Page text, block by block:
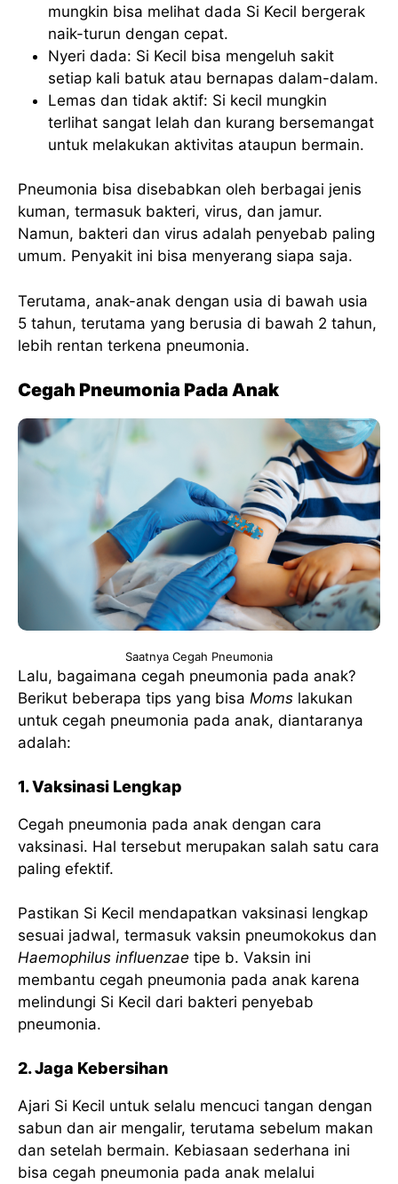
mungkin bisa melihat dada Si Kecil bergerak
naik-turun dengan cepat.
Nyeri dada: Si Kecil bisa mengeluh sakit
setiap kali batuk atau bernapas dalam-dalam.
Lemas dan tidak aktif: Si kecil mungkin
terlihat sangat lelah dan kurang bersemangat
untuk melakukan aktivitas ataupun bermain.
Pneumonia bisa disebabkan oleh berbagai jenis
kuman, termasuk bakteri, virus, dan jamur.
Namun, bakteri dan virus adalah penyebab paling
umum. Penyakit ini bisa menyerang siapa saja.
Terutama, anak-anak dengan usia di bawah usia
5 tahun, terutama yang berusia di bawah 2 tahun,
lebih rentan terkena pneumonia.
Cegah Pneumonia Pada Anak
Saatnya Cegah Pneumonia
Lalu, bagaimana cegah pneumonia pada anak?
Berikut beberapa tips yang bisa Moms lakukan
untuk cegah pneumonia pada anak, diantaranya
adalah:
1. Vaksinasi Lengkap
Cegah pneumonia pada anak dengan cara
vaksinasi. Hal tersebut merupakan salah satu cara
paling efektif.
Pastikan Si Kecil mendapatkan vaksinasi lengkap
sesuai jadwal, termasuk vaksin pneumokokus dan
Haemophilus influenzae tipe b. Vaksin ini
membantu cegah pneumonia pada anak karena
melindungi Si Kecil dari bakteri penyebab
pneumonia.
2. Jaga Kebersihan
Ajari Si Kecil untuk selalu mencuci tangan dengan
sabun dan air mengalir, terutama sebelum makan
dan setelah bermain. Kebiasaan sederhana ini
bisa cegah pneumonia pada anak melalui